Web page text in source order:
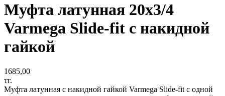
Муфта латунная 20x3/4
Varmega Slide-fit с накидной
гайкой
1685,00
тг.
Муфта латунная с накидной гайкой Varmega Slide-fit с одной